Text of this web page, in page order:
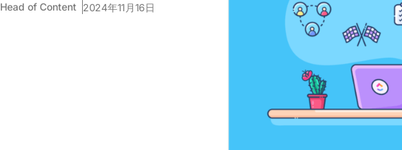
Head of Content 2024年11月16日